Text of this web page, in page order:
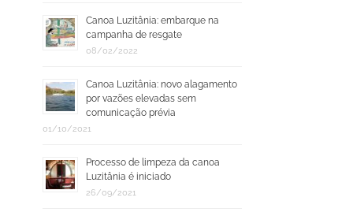
Canoa Luzitânia: embarque na
campanha de resgate
08/02/2022
Canoa Luzitânia: novo alagamento
por vazões elevadas sem
comunicação prévia
01/10/2021
Processo de limpeza da canoa
Luzitânia é iniciado
26/09/2021